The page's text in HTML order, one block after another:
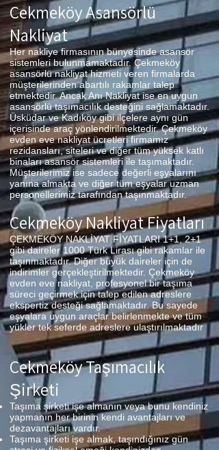
Çekmeköy Asansörlü
Nakliyat
Her nakliye firmasının bünyesinde asansör
sistemleri bulunmamaktadır. Çekmeköy
asansörlü nakliyat hizmeti veren firmalarda
müşterilerinden abartılı rakamlar talep
etmektedir. Ancak Anı Nakliyat ise en uygun
asansörlü taşımacılık desteğini sağlamaktadır.
Üsküdar ve Kadıköy gibi ilçelere aynı gün
içerisinde araç yönlendirilmektedir. Çekmeköy
evden eve nakliyat ücretleri firmamız
rezidansları, siteleri ve diğer tüm yüksek katlı
binaları asansör sistemleri ile taşımaktadır.
Müşterilerimiz ise sadece değerli eşyalarını
yanına almakta ve diğer tüm eşyalar uzman
personellerimiz tarafından taşınmaktadır.
Çekmeköy Nakliyat Fiyatları
ÇEKMEKÖY NAKLİYAT FİYATLARI 1+1, 2+1
gibi daireler 1000 Türk Lirası gibi rakamlar ile
taşınmaktadır. Diğer büyük daireler için de
indirimler gerçekleştirilmektedir. Çekmeköy
evden eve nakliyat, profesyonel bir taşıma
süreci geçirmek için talep edilen adreslere
ekspertiz desteği sağlamaktadır. Bu sayede
eşyalara uygun araçlar belirlenmekte ve tüm
yükler tek seferde adreslere ulaştırılmaktadır
Çekmeköy Taşımacılık
Şirketi
Taşıma şirketi işe almanın veya bunu kendiniz
yapmanın her birinin kendi avantajları ve
dezavantajları vardır.
Taşıma şirketi işe almak, taşındığınız gün